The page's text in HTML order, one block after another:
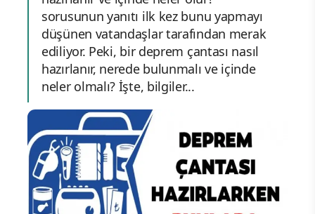
sorusunun yanıtı ilk kez bunu yapmayı
düşünen vatandaşlar tarafından merak
ediliyor. Peki, bir deprem çantası nasıl
hazırlanır, nerede bulunmalı ve içinde
neler olmalı? İşte, bilgiler...